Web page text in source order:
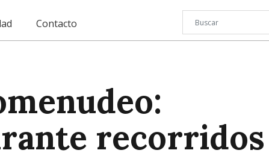
Contacto
recorridos